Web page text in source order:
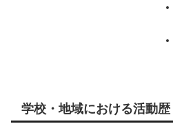
学校・地域における活動歴